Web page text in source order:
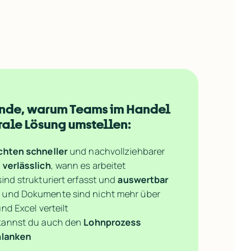
warum Teams im Handel
Lösung umstellen:
schneller und nachvollziehbarer
verlässlich, wann es arbeitet
strukturiert erfasst und auswertbar
Dokumente sind nicht mehr über
Excel verteilt
du auch den Lohnprozess